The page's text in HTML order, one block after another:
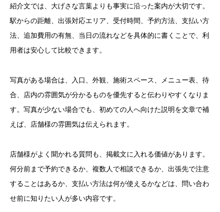
紹介文では、大げさな言葉よりも事実に沿った案内が大切です。
駅からの距離、出張対応エリア、受付時間、予約方法、支払い方
法、追加費用の有無、当日の流れなどを具体的に書くことで、利
用者は安心して比較できます。
写真がある場合は、入口、外観、施術スペース、メニュー表、待
合、店内の雰囲気が分かるものを優先すると伝わりやすくなりま
す。写真が少ない場合でも、初めての人へ向けた説明を文章で補
えば、店舗様の雰囲気は伝えられます。
店舗様がよく聞かれる質問も、掲載文に入れる価値があります。
何分前まで予約できるか、複数人で相談できるか、出張先で注意
することはあるか、支払い方法は何が使えるかなどは、問い合わ
せ前に知りたい人が多い内容です。